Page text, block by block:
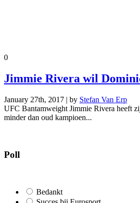
0
Jimmie Rivera wil
January 27th, 2017 | by Stefan Van Erp
UFC Bantamweight Jimmie Rivera heeft
minder dan oud kampioen...
Poll
Bedankt